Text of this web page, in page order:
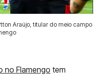
Araújo, titular do meio campo
no Flamengo tem